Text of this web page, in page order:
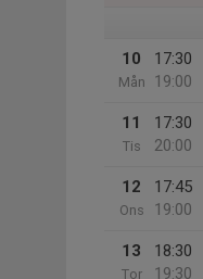
10
Mån
17:30
19:00
11
Tis
17:30
20:00
12
Ons
17:45
19:00
13
Tor
18:30
19:30